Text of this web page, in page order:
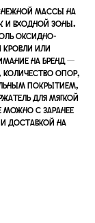
массы на
и входной зоны.
оксидно-
или
на бренд —
количество опор,
покрытием,
для мягкой
можно с заранее
доставкой на